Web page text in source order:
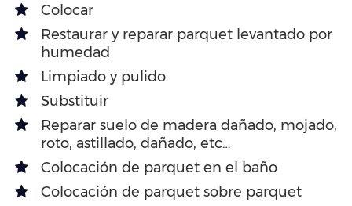
Colocar
Restaurar y reparar parquet levantado por
humedad
Limpiado y pulido
Substituir
Reparar suelo de madera dañado, mojado,
roto, astillado, dañado, etc…
Colocación de parquet en el baño
Colocación de parquet sobre parquet